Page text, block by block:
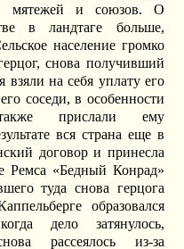
мятежей и союзов. О
в ландтаге больше,
население громко
снова получивший
взяли на себя уплату его
соседи, в особенности
прислали ему
вся страна еще в
договор и принесла
Ремса «Бедный Конрад»
туда снова герцога
образовался
дело затянулось,
рассеялось из-за